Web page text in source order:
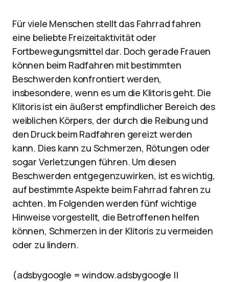
Für viele Menschen stellt das Fahrrad fahren
eine beliebte Freizeitaktivität oder
Fortbewegungsmittel dar. Doch gerade Frauen
können beim Radfahren mit bestimmten
Beschwerden konfrontiert werden,
insbesondere, wenn es um die Klitoris geht. Die
Klitoris ist ein äußerst empfindlicher Bereich des
weiblichen Körpers, der durch die Reibung und
den Druck beim Radfahren gereizt werden
kann. Dies kann zu Schmerzen, Rötungen oder
sogar Verletzungen führen. Um diesen
Beschwerden entgegenzuwirken, ist es wichtig,
auf bestimmte Aspekte beim Fahrrad fahren zu
achten. Im Folgenden werden fünf wichtige
Hinweise vorgestellt, die Betroffenen helfen
können, Schmerzen in der Klitoris zu vermeiden
oder zu lindern.
(adsbygoogle = window.adsbygoogle ||